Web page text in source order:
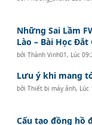
Những Sai Lầm
Lào – Bài Học
bởiThành Vinh01 , Lúc
Lưu ý khi mang
bởiThiết bị máy ảnh, Lúc
Cấu tạo đồng hồ